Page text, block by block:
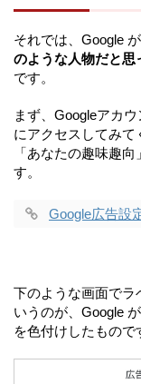
それでは、Google
のような人物だと思
です。
まず、Googleアカ
にアクセスしてみ
「あなたの趣味趣
す。
Google広告設
下のような画面でラ
いうのが、Google
を色付けしたもので